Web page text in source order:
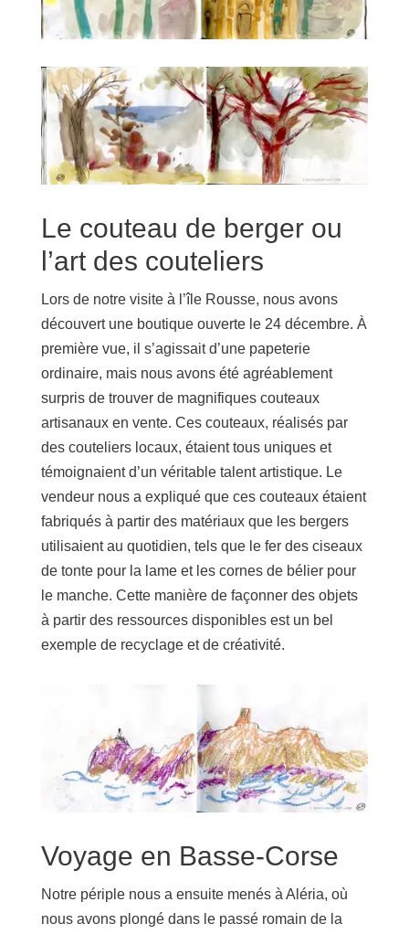
Le couteau de berger ou
l’art des couteliers
Lors de notre visite à l’île Rousse, nous avons
découvert une boutique ouverte le 24 décembre. À
première vue, il s’agissait d’une papeterie
ordinaire, mais nous avons été agréablement
surpris de trouver de magnifiques couteaux
artisanaux en vente. Ces couteaux, réalisés par
des couteliers locaux, étaient tous uniques et
témoignaient d’un véritable talent artistique. Le
vendeur nous a expliqué que ces couteaux étaient
fabriqués à partir des matériaux que les bergers
utilisaient au quotidien, tels que le fer des ciseaux
de tonte pour la lame et les cornes de bélier pour
le manche. Cette manière de façonner des objets
à partir des ressources disponibles est un bel
exemple de recyclage et de créativité.
Voyage en Basse-Corse
Notre périple nous a ensuite menés à Aléria, où
nous avons plongé dans le passé romain de la